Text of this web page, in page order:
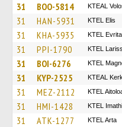
31 BOO-5814 KTEAL
31 HAN-5931 KTEL Elis
31 KHA-5935 ΚΤΕL
31 PPI-1790 KTEL
31 BOI-6276 ΚΤΕL
31 KYP-2525 KTEAL
31 MEZ-2112 KTEL
31 HMI-1428 KTEL
31 ATK-1277 KTEL Arta